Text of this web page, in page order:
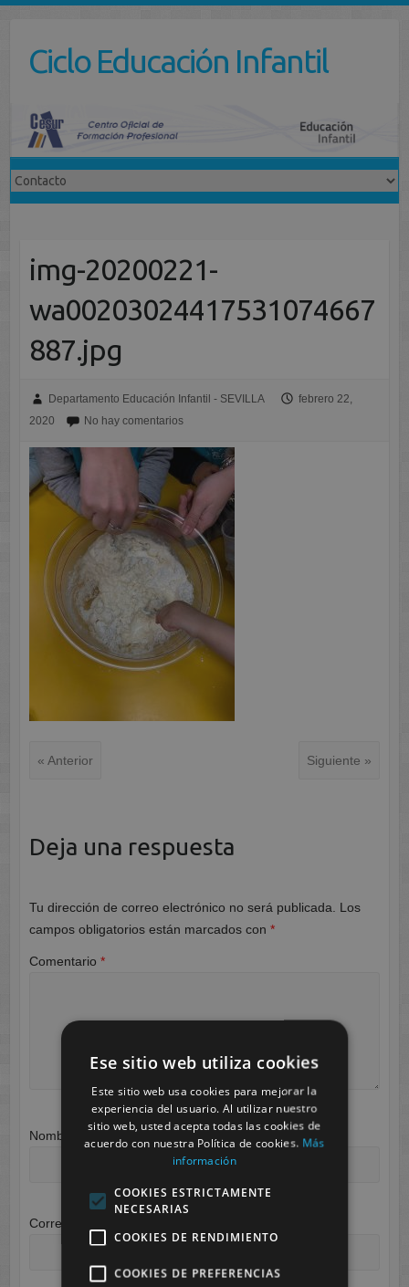
contenidoCiclo Educación Infantil
img-20200221-
wa00203024417531074667
887.jpg
Departamento Educación Infantil - SEVILLA
febrero 22,
2020
No hay comentarios
« Anterior Siguiente »
Deja una respuesta
Tu dirección de correo electrónico no será publicada.
Los
campos obligatorios están marcados con *
Comentario *
Nombre
Correo electrónico
Ese sitio web utiliza cookies
Este sitio web usa cookies para mejorar la
experiencia del usuario. Al utilizar nuestro
sitio web, usted acepta todas las cookies de
acuerdo con nuestra Política de cookies. Más
información
COOKIES ESTRICTAMENTE
NECESARIAS
COOKIES DE RENDIMIENTO
COOKIES DE PREFERENCIAS